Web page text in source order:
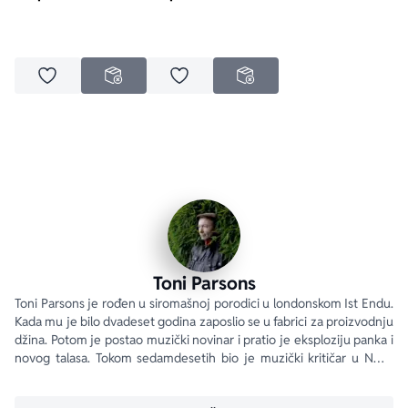
Dodaj u omiljeneNEDOSTUPNODodaj u omiljeneNEDOSTUPNO
Toni Parsons
Toni Parsons je rođen u siromašnoj porodici u londonskom Ist Endu.
Kada mu je bilo dvadeset godina zaposlio se u fabrici za proizvodnju
džina. Potom je postao muzički novinar i pratio je eksploziju panka i
novog talasa. Tokom sedamdesetih bio je muzički kritičar u NME,